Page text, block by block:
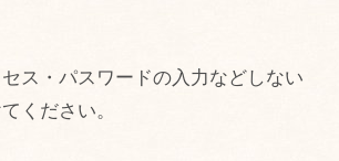
ス・パスワードの入力などしない
ください。